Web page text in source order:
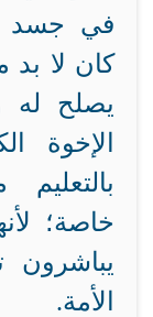
في جسد
كان لا بد
يصلح له
الإخوة
خاصة؛
يباشرون
الأمة.